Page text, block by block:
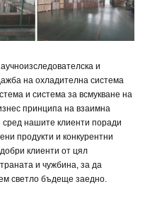
и
на охладителна система
и система за всмукване на
принципа на взаимна
нашите клиенти поради
продукти и конкурентни
клиенти от цял
и чужбина, за да
светло бъдеще заедно.